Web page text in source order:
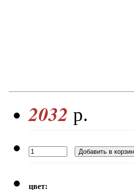
2032 р.
цвет: